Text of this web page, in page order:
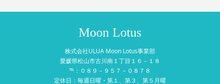
Moon Lotus
株式会社ULUA Moon Lotus事業部
愛媛県松山市古川南１丁目１６－１８
℡：０８９－９５７－０８７８
定休日：毎週日曜・第１、第３、第５月曜